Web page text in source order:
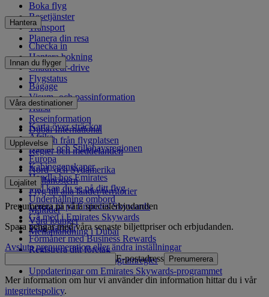
Boka flyg
Resetjänster
Transport
Planera din resa
Hantera
Checka in
Hantera bokning
Chauffeur-drive
Flygstatus
Innan du flyger
Bagage
Visum- och passinformation
Hälsa
Reseinformation
Dubai International
Till och från flygplatsen
Regler och meddelanden
Våra destinationer
Karta över sträckor
Afrika
Asien- och Stillahavsregionen
Europa
Nord- och Sydamerika
Mellanöstern
Flyg till alla länder/territorier
Upplevelse
Kabinegenskaper
Handla hos Emirates
Vad kan du se på ditt flyg
Underhållning ombord
Måltider
Våra lounger
Mellanlandning i Dubai
Lojalitet
Logga in på Emirates Skywards
Gå med i Emirates Skywards
Våra partner
Förmåner med Business Rewards
Registrera ditt företag
Emirates Skywards programregler
Uppdateringar om Emirates Skywards-programmet
Prenumerera på våra specialerbjudanden
Spara pengar med våra senaste biljettpriser och erbjudanden.
Avsluta prenumeration eller ändra inställningar
E-postadress
Prenumerera
Mer information om hur vi använder din information hittar du i vår
integritetspolicy.